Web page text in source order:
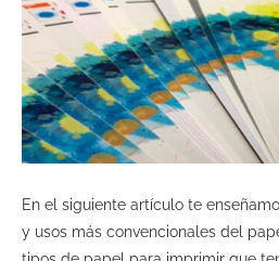
En el siguiente artículo te
y usos más convencionales del